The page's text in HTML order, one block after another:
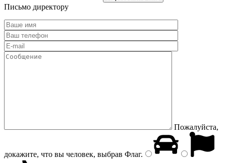
Письмо директору
Пожалуйста,
докажите, что вы человек, выбрав Флаг.